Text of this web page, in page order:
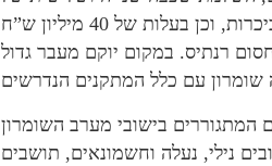
אספלט בשאר הכביש – כך שכל תוואי הכביש ייסלל באופן תקני, גידור תאורה וכיכרות, וכן בעלות של 40 מיליון ש”ח
רנתיס. במקום יוקם מעבר גדול
בישובי מערב השומרון
נילי, נעלה וחשמונאים, תושבים